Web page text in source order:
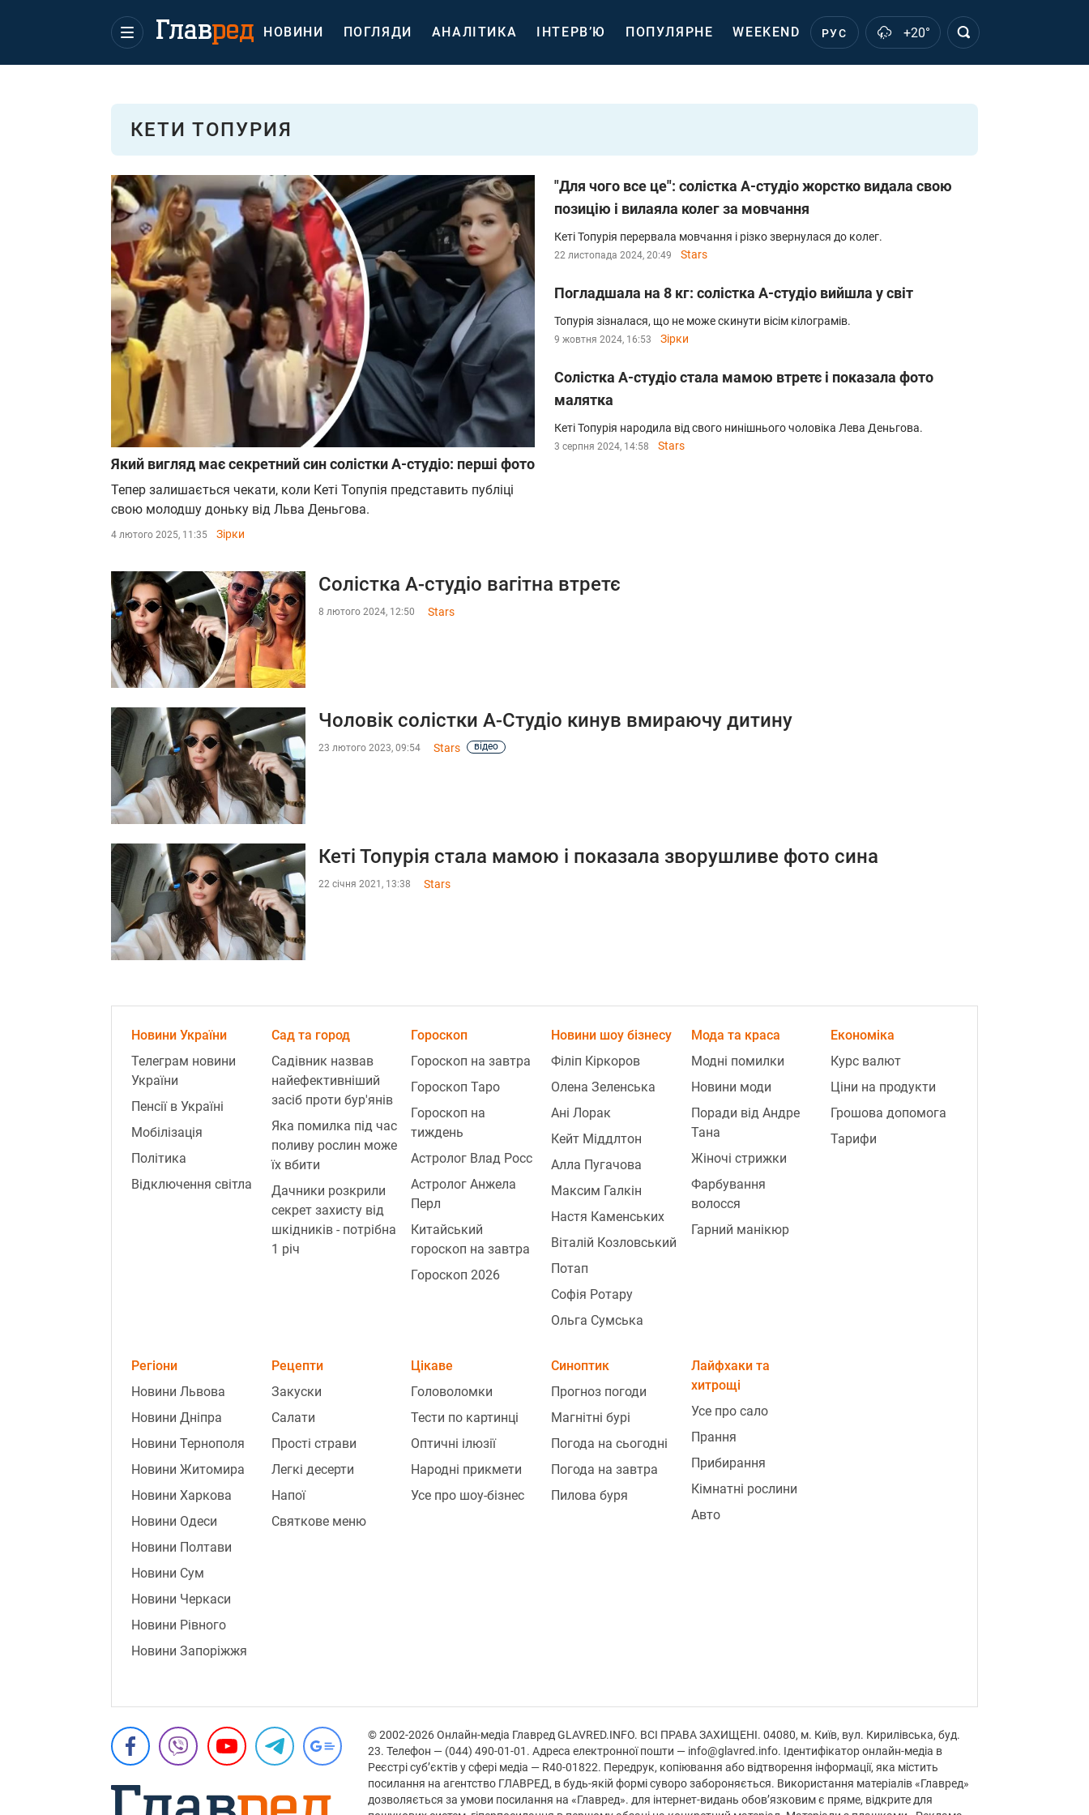
НОВИНИ ПОГЛЯДИ АНАЛІТИКА ІНТЕРВ’Ю ПОПУЛЯРНЕ WEEKEND РУС +20°
КЕТИ ТОПУРИЯ
Який вигляд має секретний син солістки А-студіо: перші фото
Тепер залишається чекати, коли Кеті Топупія представить публіці
свою молодшу доньку від Льва Деньгова.
4 лютого 2025, 11:35 Зірки
"Для чого все це": солістка А-студіо жорстко видала свою
позицію і вилаяла колег за мовчання
Кеті Топурія перервала мовчання і різко звернулася до колег.
22 листопада 2024, 20:49 Stars
Погладшала на 8 кг: солістка А-студіо вийшла у світ
Топурія зізналася, що не може скинути вісім кілограмів.
9 жовтня 2024, 16:53 Зірки
Солістка А-студіо стала мамою втретє і показала фото
малятка
Кеті Топурія народила від свого нинішнього чоловіка Лева Деньгова.
3 серпня 2024, 14:58 Stars
Солістка А-студіо вагітна втретє
8 лютого 2024, 12:50 Stars
Чоловік солістки А-Студіо кинув вмираючу дитину
23 лютого 2023, 09:54 Stars відео
Кеті Топурія стала мамою і показала зворушливе фото сина
22 січня 2021, 13:38 Stars
Новини України
Телеграм новини
України
Пенсії в Україні
Мобілізація
Політика
Відключення світла
Сад та город
Садівник назвав
найефективніший
засіб проти бур'янів
Яка помилка під час
поливу рослин може
їх вбити
Дачники розкрили
секрет захисту від
шкідників - потрібна
1 річ
Гороскоп
Гороскоп на завтра
Гороскоп Таро
Гороскоп на
тиждень
Астролог Влад Росс
Астролог Анжела
Перл
Китайський
гороскоп на завтра
Гороскоп 2026
Новини шоу бізнесу
Філіп Кіркоров
Олена Зеленська
Ані Лорак
Кейт Міддлтон
Алла Пугачова
Максим Галкін
Настя Каменських
Віталій Козловський
Потап
Софія Ротару
Ольга Сумська
Мода та краса
Модні помилки
Новини моди
Поради від Андре
Тана
Жіночі стрижки
Фарбування
волосся
Гарний манікюр
Економіка
Курс валют
Ціни на продукти
Грошова допомога
Тарифи
Регіони
Новини Львова
Новини Дніпра
Новини Тернополя
Новини Житомира
Новини Харкова
Новини Одеси
Новини Полтави
Новини Сум
Новини Черкаси
Новини Рівного
Новини Запоріжжя
Рецепти
Закуски
Салати
Прості страви
Легкі десерти
Напої
Святкове меню
Цікаве
Головоломки
Тести по картинці
Оптичні ілюзії
Народні прикмети
Усе про шоу-бізнес
Синоптик
Прогноз погоди
Магнітні бурі
Погода на сьогодні
Погода на завтра
Пилова буря
Лайфхаки та
хитрощі
Усе про сало
Прання
Прибирання
Кімнатні рослини
Авто
© 2002-2026 Онлайн-медіа Главред GLAVRED.INFO. ВСІ ПРАВА ЗАХИЩЕНІ. 04080, м. Київ, вул. Кирилівська, буд.
23. Телефон — (044) 490-01-01. Адреса електронної пошти — info@glavred.info. Ідентифікатор онлайн-медіа в
Реєстрі суб’єктів у сфері медіа — R40-01822. Передрук, копіювання або відтворення інформації, яка містить
посилання на агентство ГЛАВРЕД, в будь-якій формi суворо забороняється. Використання матеріалів «Главред»
дозволяється за умови посилання на «Главред». для інтернет-видань обов’язковим є пряме, відкрите для